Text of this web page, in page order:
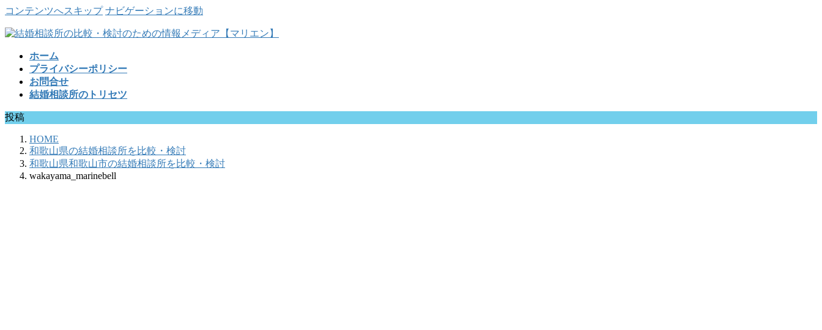
コンテンツへスキップ ナビゲーションに移動
ホーム
プライバシーポリシー
お問合せ
結婚相談所のトリセツ
投稿
HOME
和歌山県の結婚相談所を比較・検討
和歌山県和歌山市の結婚相談所を比較・検討
wakayama_marinebell